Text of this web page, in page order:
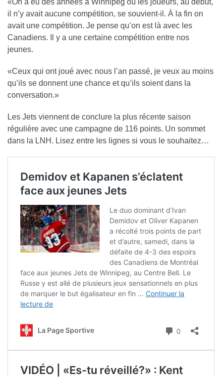
il n’y avait aucune compétition, se souvient-il. À la fin on
avait une compétition. Je pense qu’on est là avec les
Canadiens. Il y a une certaine compétition entre nos
jeunes.
«Ceux qui ont joué avec nous l’an passé, je veux au moins
qu’ils se donnent une chance et qu’ils soient dans la
conversation.»
Les Jets viennent de conclure la plus récente saison
régulière avec une campagne de 116 points. Un sommet
dans la LNH. Lisez entre les lignes si vous le souhaitez…